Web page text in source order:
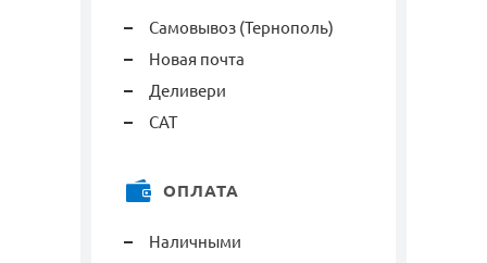
Самовывоз (Тернополь)
Новая почта
Деливери
САТ
ОПЛАТА
Наличными